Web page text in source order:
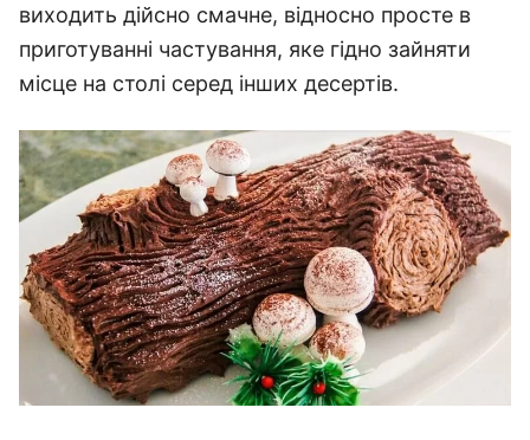
виходить дійсно смачне, відносно просте в
приготуванні частування, яке гідно зайняти
місце на столі серед інших десертів.